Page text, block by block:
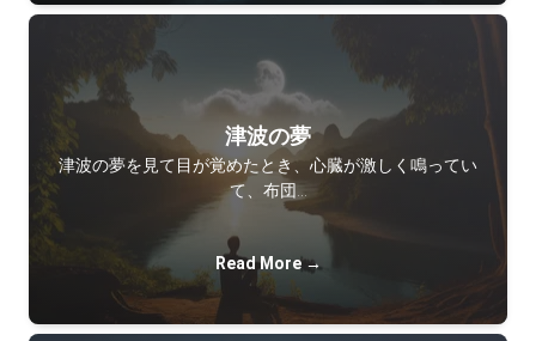
津波の夢
津波の夢を見て目が覚めたとき、心臓が激しく鳴ってい
て、布団…
Read More →